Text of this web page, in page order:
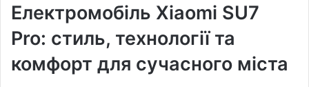
Електромобіль Xiaomi SU7
Pro: стиль, технології та
комфорт для сучасного міста